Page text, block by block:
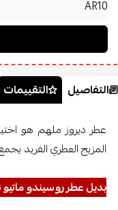
التفاصيل التقييمات
عطر ديروز ملهم هو
المزيج العطري الفريد
بديل عطر روسيندو ماتيو